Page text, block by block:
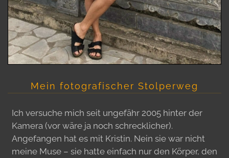
Mein fotografischer Stolperweg
Ich versuche mich seit ungefähr 2005 hinter der
Kamera (vor wäre ja noch schrecklicher).
Angefangen hat es mit Kristin. Nein sie war nicht
meine Muse – sie hatte einfach nur den Körper, den